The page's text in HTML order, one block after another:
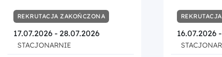
REKRUTACJA ZAKOŃCZONA
17.07.2026 - 28.07.2026
STACJONARNIE
16.07.2026